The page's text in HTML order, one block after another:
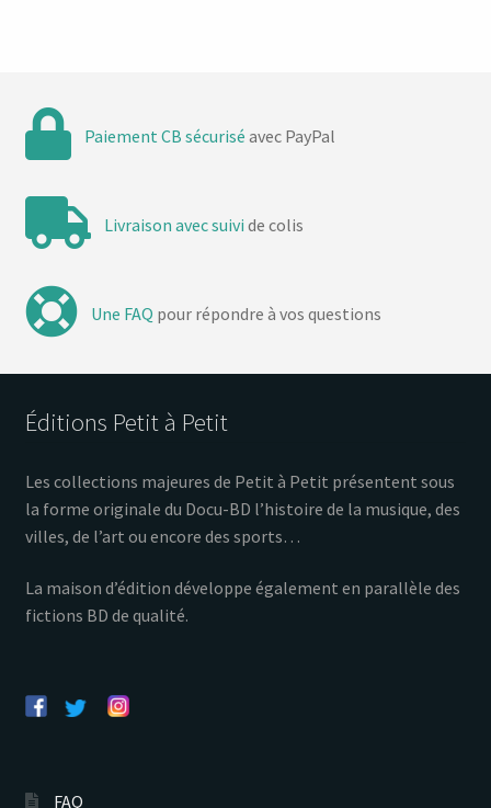
Paiement CB sécurisé avec PayPal
Livraison avec suivi de colis
Une FAQ pour répondre à vos questions
Éditions Petit à Petit
Les collections majeures de Petit à Petit présentent sous
la forme originale du Docu-BD l’histoire de la musique, des
villes, de l’art ou encore des sports…
La maison d’édition développe également en parallèle des
fictions BD de qualité.
FAQ